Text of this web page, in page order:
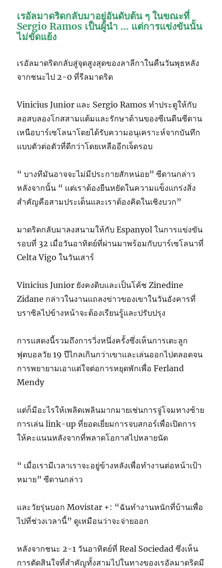
เรอัลมาดริดกลับมาอยู่อันดับต้น ๆ ในขณะที่
Sergio Ramos เป็นผู้นำ … แต่การแข่งขันนั้น
ไม่ขัดแย้ง
เรอัลมาดริดกลับสู่จุดสูงสุดของลาลีกาในคืนวันพุธหลัง
จากชนะไป 2-0 ที่รีลมาดริด
Vinicius Junior และ Sergio Ramos ทำประตูให้กับ
ลอสบลองโกสสามแต้มและรักษาด้านของซีเนดีนซีดาน
เหนือบาร์เซโลนาโดยได้รับความอนุเคราะห์จากบันทึก
แบบตัวต่อตัวที่ดีกว่าโดยเหลืออีกเจ็ดรอบ
“ บางทีมันอาจจะไม่มีประกายสักหน่อย” ซีดานกล่าว
หลังจากนั้น “ แต่เราต้องยืนหยัดในความแข็งแกร่งสิ่ง
สำคัญคือสามประเด็นและเราต้องคิดในเชิงบวก”
มาดริดกลับมาลงสนามให้กับ Espanyol ในการแข่งขัน
รอบที่ 32 เมื่อวันอาทิตย์ที่ผ่านมาพร้อมกับบาร์เซโลนาที่
Celta Vigo ในวันเสาร์
Vinicius Junior ยังคงดิบและเป็นโค้ช Zinedine
Zidane กล่าวในงานแถลงข่าวของเขาในวันอังคารที่
บราซิลไปข้างหน้าจะต้องเรียนรู้และปรับปรุง
การแสดงนี้รวมถึงการวิ่งหนึ่งครั้งซึ่งเห็นการเตะลูก
ฟุตบอลวัย 19 ปีไกลเกินกว่าเขาและเล่นออกไปตลอดจน
การพยายามเอาแต่ใจต่อการหยุดพักเพื่อ Ferland
Mendy
แต่ก็มีอะไรให้เพลิดเพลินมากมายเช่นการจู่โจมทางซ้าย
การเล่น link-up ที่ยอดเยี่ยมการจบสกอร์เพื่อเปิดการ
ให้คะแนนหลังจากที่พลาดโอกาสไปหลายนัด
“ เมื่อเรามีเวลาเราจะอยู่ข้างหลังเพื่อทำงานต่อหน้าเป้า
หมาย” ซีดานกล่าว
และวัยรุ่นบอก Movistar +: “ฉันทำงานหนักที่บ้านเพื่อ
ไปที่ช่วงเวลานี้” ดูเหมือนว่าจะจ่ายออก
หลังจากชนะ 2-1 วันอาทิตย์ที่ Real Sociedad ซึ่งเห็น
การตัดสินใจที่สำคัญทั้งสามไปในทางของเรอัลมาดริดมี